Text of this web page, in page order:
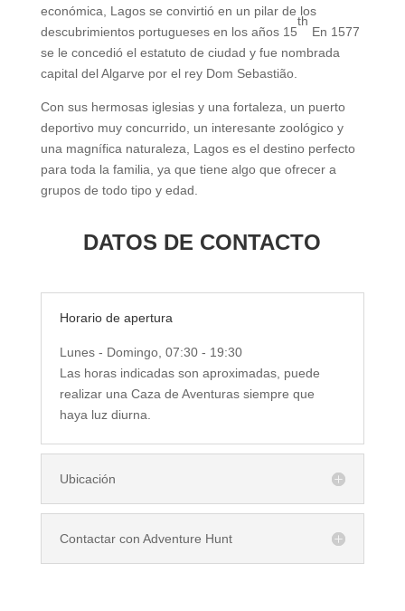
económica, Lagos se convirtió en un pilar de los
descubrimientos portugueses en los años 15
th
En 1577
se le concedió el estatuto de ciudad y fue nombrada
capital del Algarve por el rey Dom Sebastião.
Con sus hermosas iglesias y una fortaleza, un puerto
deportivo muy concurrido, un interesante zoológico y
una magnífica naturaleza, Lagos es el destino perfecto
para toda la familia, ya que tiene algo que ofrecer a
grupos de todo tipo y edad.
DATOS DE CONTACTO
Horario de apertura
Lunes - Domingo, 07:30 - 19:30
Las horas indicadas son aproximadas, puede
realizar una Caza de Aventuras siempre que
haya luz diurna.
Ubicación
Contactar con Adventure Hunt